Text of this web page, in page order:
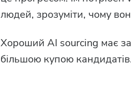
людей, зрозуміти, чому
Хороший AI sourcing має
більшою купою